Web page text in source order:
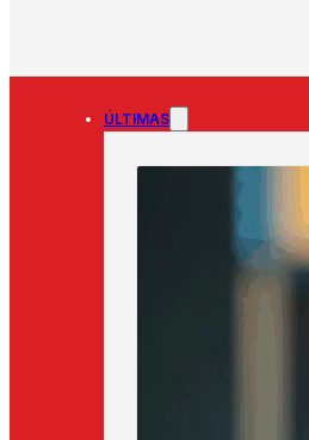
ÚLTIMAS